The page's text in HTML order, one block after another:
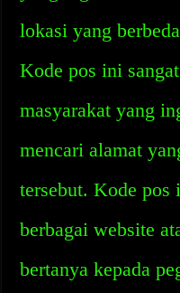
lokasi yang
Kode pos ini
masyarakat yang
mencari alamat
tersebut. Kode
berbagai website
bertanya kepada